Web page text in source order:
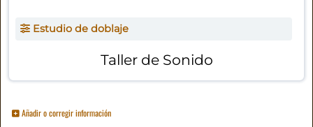
Estudio de doblaje
Taller de Sonido
Añadir o corregir información